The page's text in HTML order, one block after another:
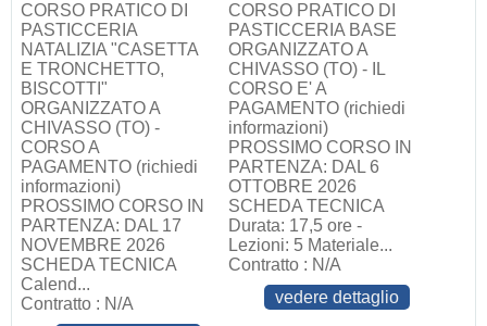
CORSO PRATICO DI
PASTICCERIA
NATALIZIA "CASETTA
E TRONCHETTO,
BISCOTTI"
ORGANIZZATO A
CHIVASSO (TO) -
CORSO A
PAGAMENTO (richiedi
informazioni)
PROSSIMO CORSO IN
PARTENZA: DAL 17
NOVEMBRE 2026
SCHEDA TECNICA
Calend...
Contratto : N/A
CORSO PRATICO DI
PASTICCERIA BASE
ORGANIZZATO A
CHIVASSO (TO) - IL
CORSO E' A
PAGAMENTO (richiedi
informazioni)
PROSSIMO CORSO IN
PARTENZA: DAL 6
OTTOBRE 2026
SCHEDA TECNICA
Durata: 17,5 ore -
Lezioni: 5 Materiale...
Contratto : N/A
vedere dettaglio